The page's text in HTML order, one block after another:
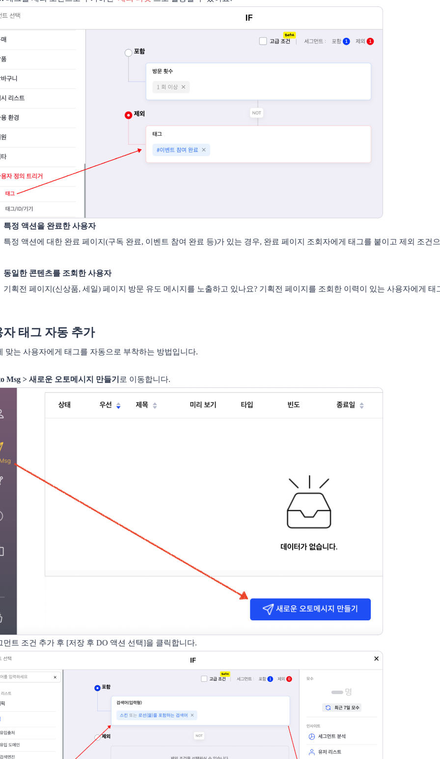
특정 액션을 완료한 사용자
특정 액션에 대한 완료 페이지(구독 완료, 이벤트 참여 완료 등)가 있는 경우, 완료 페이지 조회자에게 태그를 붙이고 제외 조
동일한 콘텐츠를 조회한 사용자
기획전 페이지(신상품, 세일) 페이지 방문 유도 메시지를 노출하고 있나요? 기획전 페이지를 조회한 이력이 있는 사용자에게
자 태그 자동 추가
맞는 사용자에게 태그를 자동으로 부착하는 방법입니다.
Msg > 새로운 오토메시지 만들기 로 이동합니다.
먼트 조건 추가 후 [저장 후 DO 액션 선택]을 클릭합니다.